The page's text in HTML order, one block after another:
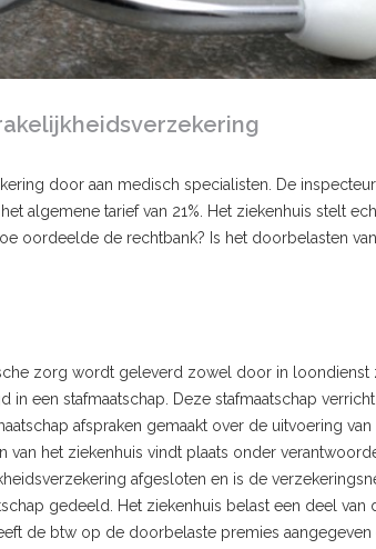
door aan medisch specialisten. De
algemene tarief van 21%. Het ziekenhuis stelt
oordeelde de rechtbank? Is het doorbelasten
zorg wordt geleverd zowel door in loondienst
een stafmaatschap. Deze stafmaatschap
afspraken gemaakt over de uitvoering
het ziekenhuis vindt plaats onder
afgesloten en is de
gedeeld. Het ziekenhuis belast een deel van
de btw op de doorbelaste premies aangegeven